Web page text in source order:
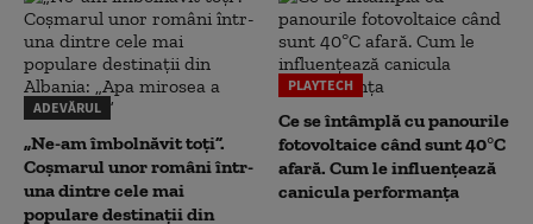
ADEVĂRUL
„Ne-am îmbolnăvit toți”.
Coșmarul unor români într-
una dintre cele mai
populare destinații din
PLAYTECH
Ce se întâmplă cu panourile
fotovoltaice când sunt 40°C
afară. Cum le influențează
canicula performanța